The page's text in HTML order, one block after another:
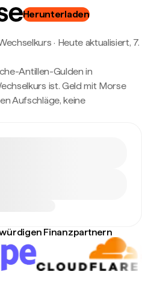
Herunterladen
· Heute aktualisiert, 7.
Antillen-Gulden in
ist. Geld mit Morse
Aufschläge, keine
Finanzpartnern